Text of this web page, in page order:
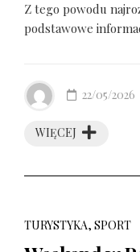
Z tego powodu
podstawowe
WIĘCEJ
22/05/2026
TURYSTYKA, SPORT